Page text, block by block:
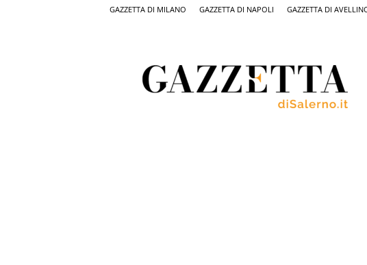
GAZZETTA DI MILANO GAZZETTA DI NAPOLI GAZZETTA DI
Salerno,
il
quotidiano